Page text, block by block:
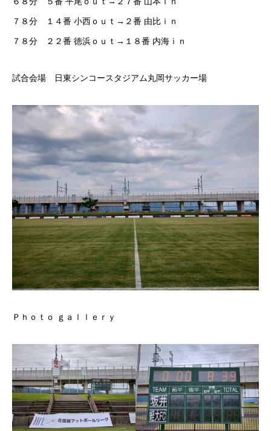
７８分 １４番 小西ｏｕｔ→２番 由比ｉｎ
７８分 ２２番 徳浜ｏｕｔ→１８番 内海ｉｎ
試合会場 日東シンコースタジアム丸岡サッカー場
Ｐｈｏｔｏ ｇａｌｌｅｒｙ